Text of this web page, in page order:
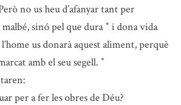
no us heu d’afanyar tant per
malbé, sinó pel que dura * i dona vida
us donarà aquest aliment, perquè
amb el seu segell. *
per a fer les obres de Déu?